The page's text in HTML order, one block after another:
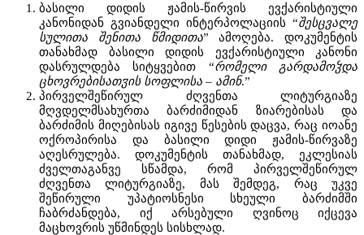
ბასილი დიდის ჟამის-წირვის ევქარისტიული
კანონიდან გვიანდელი ინტერპოლაციის “შესცვალე
სულითა შენითა წმიდითა” ამოღება. დოკუმენტის
თანახმად ბასილი დიდის ევქარისტიული კანონი
დასრულდება სიტყვებით “რომელი გარდამოჴდა
ცხოვრებისათჳის სოფლისა – ამინ.”
პირველშეწირულ ძღვენთა ლიტურგიაზე
მღვდელმსახურთა ბარძიმიდან ზიარებისას და
ბარძიმის მიღებისას იგივე წესების დაცვა, რაც იოანე
ოქროპირისა და ბასილი დიდი ჟამის-წირვაზე
აღესრულება. დოკუმენტის თანახმად, ეკლესიას
ძველთაგანვე სწამდა, რომ პირველშეწირულ
ძღვენთა ლიტურგიაზე, მას შემდეგ, რაც უკვე
შეწირული უპატიოსნესი სხეული ბარძიმში
ჩაბრძანდება, იქ არსებული ღვინოც იქცევა
მაცხოვრის უწმინდეს სისხლად.